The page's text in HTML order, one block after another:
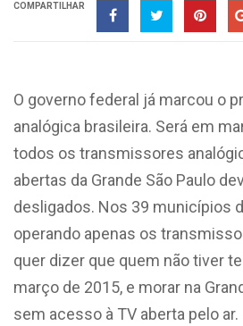
COMPARTILHAR
O governo federal já marcou o
analógica brasileira. Será em
todos os transmissores
abertas da Grande São Paulo
desligados. Nos 39 municípios
operando apenas os
quer dizer que quem não tiver
março de 2015, e morar na
sem acesso à TV aberta pelo ar.